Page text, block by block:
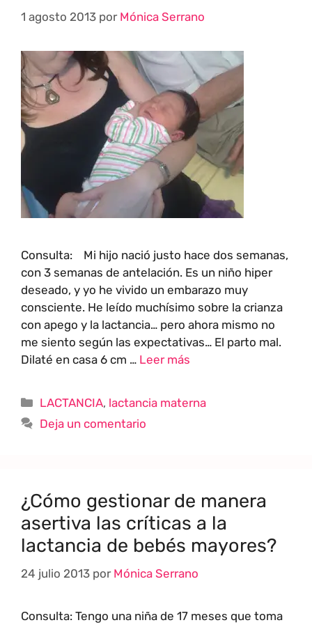
1 agosto 2013 por Mónica Serrano
Consulta: Mi hijo nació justo hace dos semanas,
con 3 semanas de antelación. Es un niño hiper
deseado, y yo he vivido un embarazo muy
consciente. He leído muchísimo sobre la crianza
con apego y la lactancia… pero ahora mismo no
me siento según las expectativas… El parto mal.
Dilaté en casa 6 cm … Leer más
LACTANCIA, lactancia materna
Deja un comentario
¿Cómo gestionar de manera
asertiva las críticas a la
lactancia de bebés mayores?
24 julio 2013 por Mónica Serrano
Consulta: Tengo una niña de 17 meses que toma